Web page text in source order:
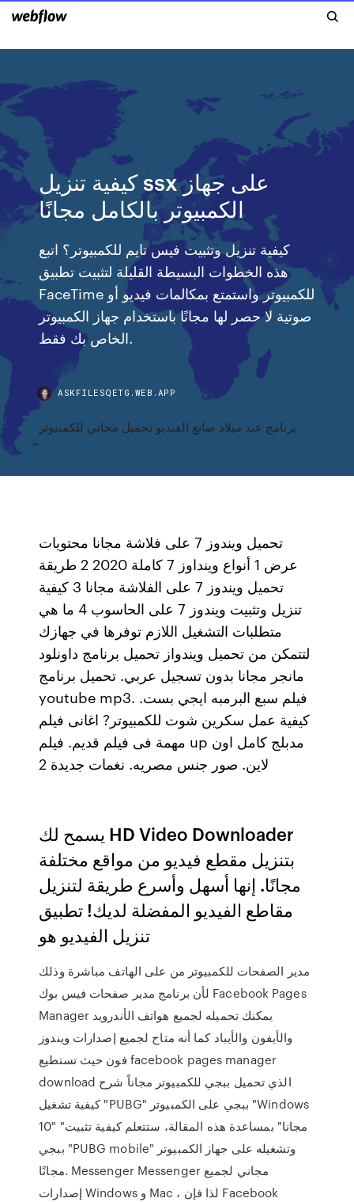
كيفية تنزيل ssx على جهاز
الكمبيوتر بالكامل مجانًا
كيفية تنزيل وتثبيت فيس تايم للكمبيوتر؟ اتبع
هذه الخطوات البسيطة القليلة لتثبيت تطبيق
FaceTime للكمبيوتر واستمتع بمكالمات فيديو أو
صوتية لا حصر لها مجانًا باستخدام جهاز الكمبيوتر
الخاص بك فقط.
ASKFILESQETG.WEB.APP
برنامج عيد ميلاد صانع الفيديو تحميل مجاني للكمبيوتر
تحميل ويندوز 7 على فلاشة مجانا محتويات
عرض 1 أنواع وينداوز 7 كاملة 2020 2 طريقة
تحميل ويندوز 7 على الفلاشة مجانا 3 كيفية
تنزيل وتثبيت ويندوز 7 على الحاسوب 4 ما هي
متطلبات التشغيل اللازم توفرها في جهازك
لتتمكن من تحميل ويندواز تحميل برنامج داونلود
مانجر مجانا بدون تسجيل عربي. تحميل برنامج
youtube mp3. فيلم سبع البرمبه ايجي بست.
كيفية عمل سكرين شوت للكمبيوتر? اغانى فيلم
مهمة فى فيلم قديم. فيلم up مدبلج كامل اون
لاين. صور جنس مصريه. نغمات جديدة 2
يسمح لك HD Video Downloader
بتنزيل مقطع فيديو من مواقع مختلفة
مجانًا. إنها أسهل وأسرع طريقة لتنزيل
مقاطع الفيديو المفضلة لديك! تطبيق
مدير الصفحات للكمبيوتر من على الهاتف مباشرة وذلك
لأن برنامج مدير صفحات فيس بوك Facebook Pages
Manager يمكنك تحميله لجميع هواتف الأندرويد
والأيفون والأيباد كما أنه متاح لجميع إصدارات ويندوز
فون حيث تستطيع facebook pages manager
download الذي تحميل ببجي للكمبيوتر مجاناً شرح
كيفية تشغيل "PUBG" ببجي على الكمبيوتر "Windows
10" "مجانا" بمساعدة هذه المقالة، ستتعلم كيفية تثبيت
ببجي "PUBG mobile" وتشغيله على جهاز الكمبيوتر
مجانًا. Messenger Messenger مجاني لجميع
إصدارات Windows و Mac ، لذا فإن Facebook